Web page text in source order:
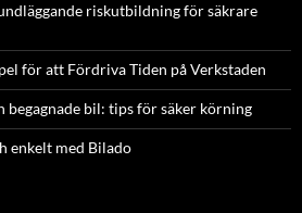
riskutbildning för säkrare
för att Fördriva Tiden på Verkstaden
begagnade bil: tips för säker körning
enkelt med Bilado